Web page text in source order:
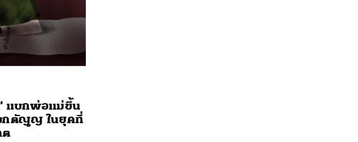
แบกพ่อแม่ขึ้น
กตัญญู ในยุคที่
ต
ค้นหา